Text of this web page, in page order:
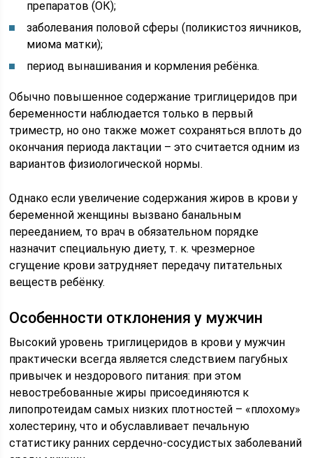
препаратов (ОК);
заболевания половой сферы (поликистоз яичников,
миома матки);
период вынашивания и кормления ребёнка.
Обычно повышенное содержание триглицеридов при
беременности наблюдается только в первый
триместр, но оно также может сохраняться вплоть до
окончания периода лактации – это считается одним из
вариантов физиологической нормы.
Однако если увеличение содержания жиров в крови у
беременной женщины вызвано банальным
перееданием, то врач в обязательном порядке
назначит специальную диету, т. к. чрезмерное
сгущение крови затрудняет передачу питательных
веществ ребёнку.
Особенности отклонения у мужчин
Высокий уровень триглицеридов в крови у мужчин
практически всегда является следствием пагубных
привычек и нездорового питания: при этом
невостребованные жиры присоединяются к
липопротеидам самых низких плотностей – «плохому»
холестерину, что и обуславливает печальную
статистику ранних сердечно-сосудистых заболеваний